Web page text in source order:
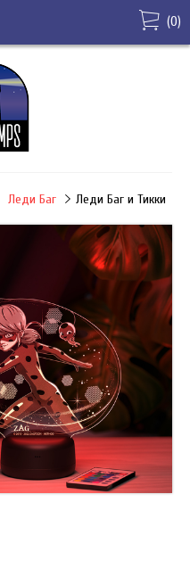
(0)
Леди Баг Леди Баг и Тикки